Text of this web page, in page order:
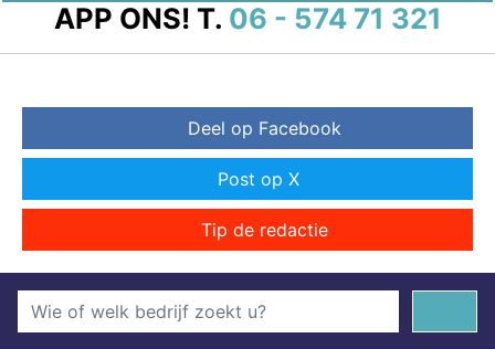
APP ONS! T. 06 - 574 71 321
Deel op Facebook
Post op X
Tip de redactie